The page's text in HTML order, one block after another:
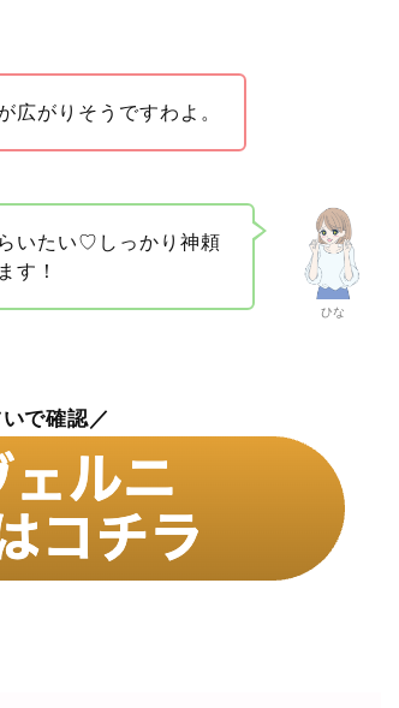
広がりそうですわよ。
ひな
いたい♡しっかり神頼
す！
で確認／